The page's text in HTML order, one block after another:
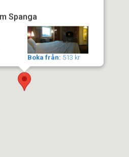
Spanga
Boka från: 513 kr